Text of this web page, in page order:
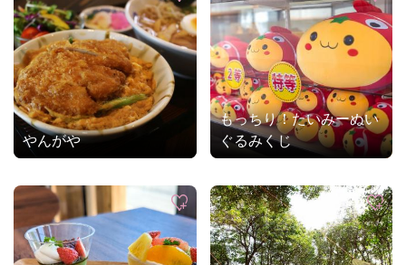
やんがや
もっちり！たいみーぬい
ぐるみくじ